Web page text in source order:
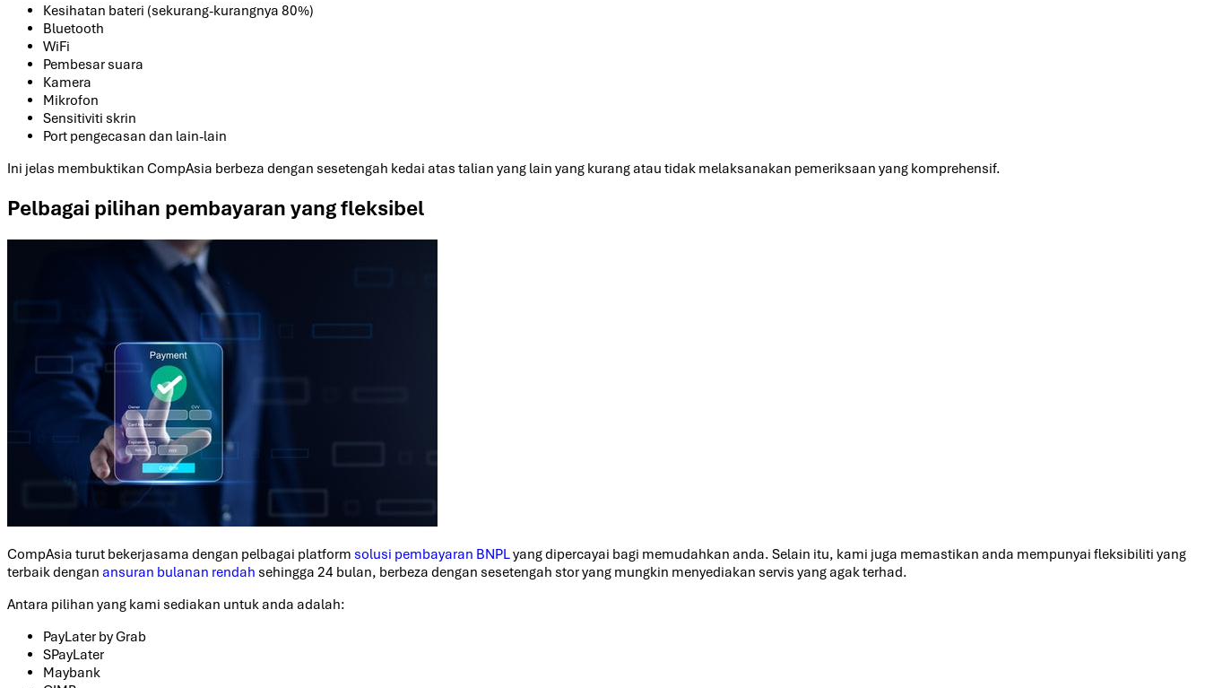
Kesihatan bateri (sekurang-kurangnya 80%)
Bluetooth
WiFi
Pembesar suara
Kamera
Mikrofon
Sensitiviti skrin
Port pengecasan dan lain-lain
Ini jelas membuktikan CompAsia berbeza dengan sesetengah kedai atas talian yang lain yang kurang atau tidak melaksanakan pemeriksaan yang komprehensif.
Pelbagai pilihan pembayaran yang fleksibel
CompAsia turut bekerjasama dengan pelbagai platform solusi pembayaran BNPLyang dipercayai bagi memudahkan anda. Selain itu, kami juga memastikan anda mempunyai fleksibiliti yang
terbaik dengan ansuran bulanan rendah sehingga 24 bulan, berbeza dengan sesetengah stor yang mungkin menyediakan servis yang agak terhad.
Antara pilihan yang kami sediakan untuk anda adalah:
PayLater by Grab
SPayLater
Maybank